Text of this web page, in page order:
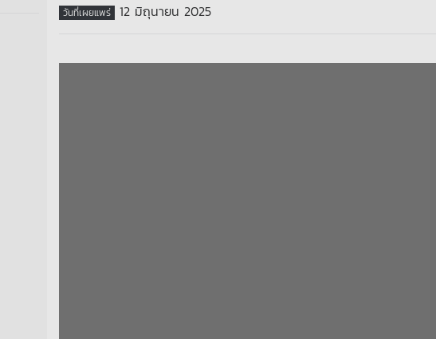
วันที่เผยแพร่ 12 มิถุนายน 2025